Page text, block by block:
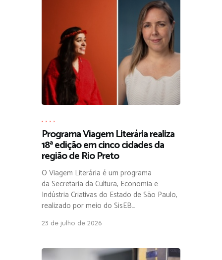
Programa Viagem Literária realiza
18ª edição em cinco cidades da
região de Rio Preto
O Viagem Literária é um programa
da Secretaria da Cultura, Economia e
Indústria Criativas do Estado de São Paulo,
realizado por meio do SisEB…
23 de julho de 2026